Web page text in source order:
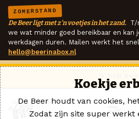
ZOMERSTAND
De Beer ligt met z'n voetjes in het zand. T/
we wat minder goed bereikbaar en kan
werkdagen duren. Mailen werkt het
hello@beerinabox.nl
Koekje
De Beer houdt van cookies,
Zodat zijn site super werkt